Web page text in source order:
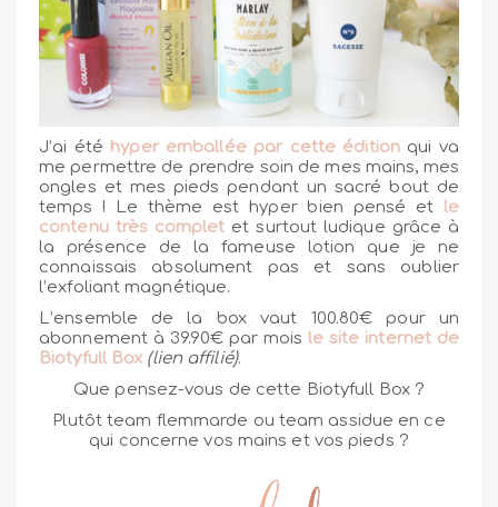
J’ai été hyper emballée par cette édition qui va
me permettre de prendre soin de mes mains, mes
ongles et mes pieds pendant un sacré bout de
temps ! Le thème est hyper bien pensé et le
contenu très complet et surtout ludique grâce à
la présence de la fameuse lotion que je ne
connaissais absolument pas et sans oublier
l’exfoliant magnétique.
L’ensemble de la box vaut 100.80€ pour un
abonnement à 39.90€ par mois le site internet de
Biotyfull Box (lien affilié).
Que pensez-vous de cette Biotyfull Box ?
Plutôt team flemmarde ou team assidue en ce
qui concerne vos mains et vos pieds ?